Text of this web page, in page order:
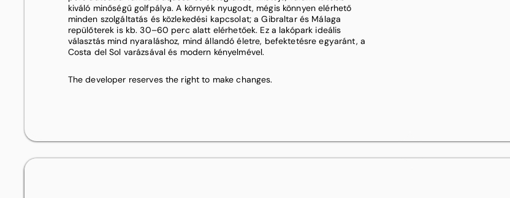
kiváló minőségű golfpálya. A környék nyugodt, mégis könnyen elérhető
minden szolgáltatás és közlekedési kapcsolat; a Gibraltar és Málaga
repülőterek is kb. 30–60 perc alatt elérhetőek. Ez a lakópark ideális
választás mind nyaraláshoz, mind állandó életre, befektetésre egyaránt, a
Costa del Sol varázsával és modern kényelmével.
The developer reserves the right to make changes.